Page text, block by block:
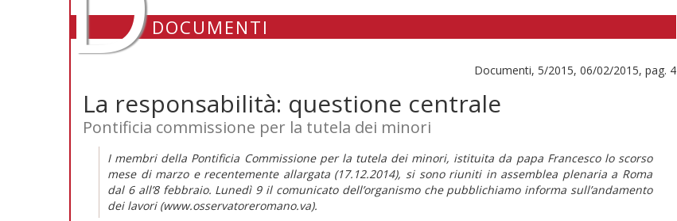
DOCUMENTI
Documenti, 5/2015, 06/02/2015, pag. 4
La responsabilità: questione centrale
Pontificia commissione per la tutela dei minori
I membri della Pontificia Commissione per la tutela dei minori, istituita da papa Francesco lo scorso
mese di marzo e recentemente allargata (17.12.2014), si sono riuniti in assemblea plenaria a Roma
dal 6 all’8 febbraio. Lunedì 9 il comunicato dell’organismo che pubblichiamo informa sull’andamento
dei lavori (www.osservatoreromano.va).